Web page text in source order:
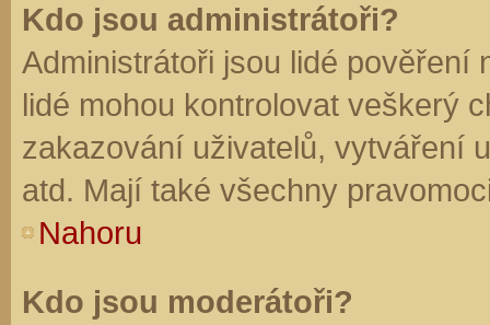
Kdo jsou administrátoři?
Administrátoři jsou lidé pověření
lidé mohou kontrolovat veškerý
zakazování uživatelů, vytváření
atd. Mají také všechny
Nahoru
Kdo jsou moderátoři?